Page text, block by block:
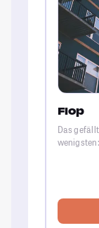
Flop
Das
wenigsten: